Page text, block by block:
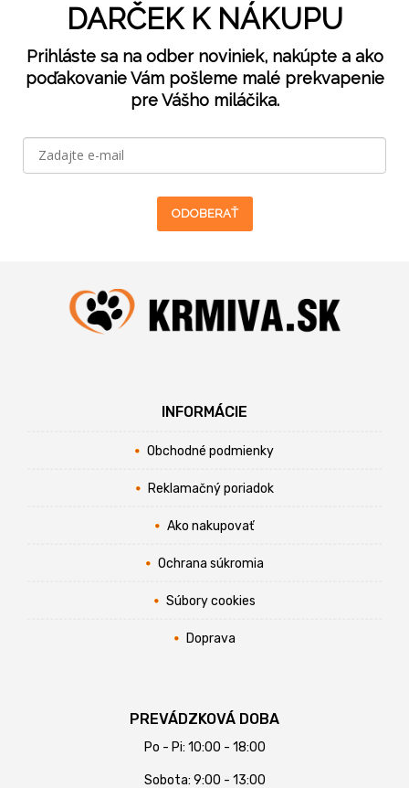
DARČEK K NÁKUPU
Prihláste sa na odber noviniek, nakúpte a ako
poďakovanie Vám pošleme malé prekvapenie
pre Vášho miláčika.
ODOBERAŤ
INFORMÁCIE
Obchodné podmienky
Reklamačný poriadok
Ako nakupovať
Ochrana súkromia
Súbory cookies
Doprava
PREVÁDZKOVÁ DOBA
Po - Pi: 10:00 - 18:00
Sobota: 9:00 - 13:00